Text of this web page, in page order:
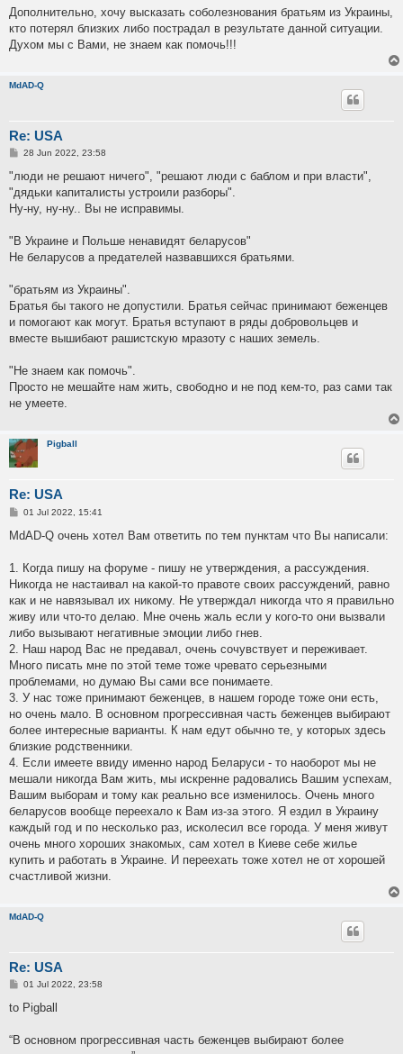
s
Дополнительно, хочу высказать соболезнования братьям из Украины,
кто потерял близких либо пострадал в результате данной ситуации.
Духом мы с Вами, не знаем как помочь!!!
MdAD-Q
Re: USA
P
s
28 Jun 2022, 23:58
"люди не решают ничего", "решают люди с баблом и при власти",
"дядьки капиталисты устроили разборы".
Ну-ну, ну-ну.. Вы не исправимы.
"В Украине и Польше ненавидят беларусов"
Не беларусов а предателей назвавшихся братьями.
"братьям из Украины".
Братья бы такого не допустили. Братья сейчас принимают беженцев
и помогают как могут. Братья вступают в ряды добровольцев и
вместе вышибают рашистскую мразоту с наших земель.
"Не знаем как помочь".
Просто не мешайте нам жить, свободно и не под кем-то, раз сами так
не умеете.
Pigball
Re: USA
P
s
01 Jul 2022, 15:41
MdAD-Q очень хотел Вам ответить по тем пунктам что Вы написали:
1. Когда пишу на форуме - пишу не утверждения, а рассуждения.
Никогда не настаивал на какой-то правоте своих рассуждений, равно
как и не навязывал их никому. Не утверждал никогда что я правильно
живу или что-то делаю. Мне очень жаль если у кого-то они вызвали
либо вызывают негативные эмоции либо гнев.
2. Наш народ Вас не предавал, очень сочувствует и переживает.
Много писать мне по этой теме тоже чревато серьезными
проблемами, но думаю Вы сами все понимаете.
3. У нас тоже принимают беженцев, в нашем городе тоже они есть,
но очень мало. В основном прогрессивная часть беженцев выбирают
более интересные варианты. К нам едут обычно те, у которых здесь
близкие родственники.
4. Если имеете ввиду именно народ Беларуси - то наоборот мы не
мешали никогда Вам жить, мы искренне радовались Вашим успехам,
Вашим выборам и тому как реально все изменилось. Очень много
беларусов вообще переехало к Вам из-за этого. Я ездил в Украину
каждый год и по несколько раз, исколесил все города. У меня живут
очень много хороших знакомых, сам хотел в Киеве себе жилье
купить и работать в Украине. И переехать тоже хотел не от хорошей
счастливой жизни.
MdAD-Q
Re: USA
P
s
01 Jul 2022, 23:58
to Pigball
“В основном прогрессивная часть беженцев выбирают более